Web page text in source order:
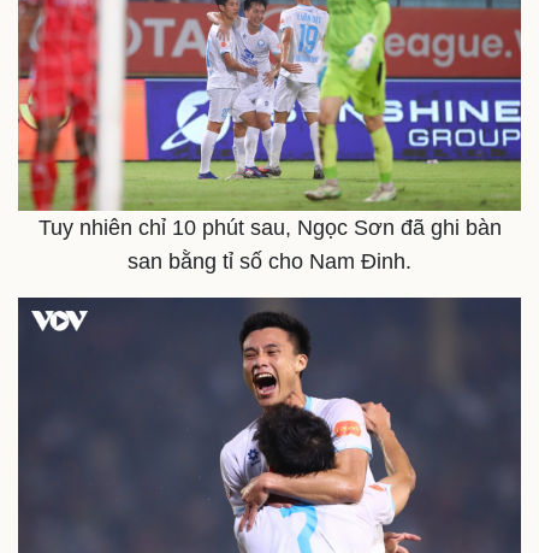
Quân sự - Quốc phòng
Tuy nhiên chỉ 10 phút sau, Ngọc Sơn đã ghi bàn
san bằng tỉ số cho Nam Đinh.